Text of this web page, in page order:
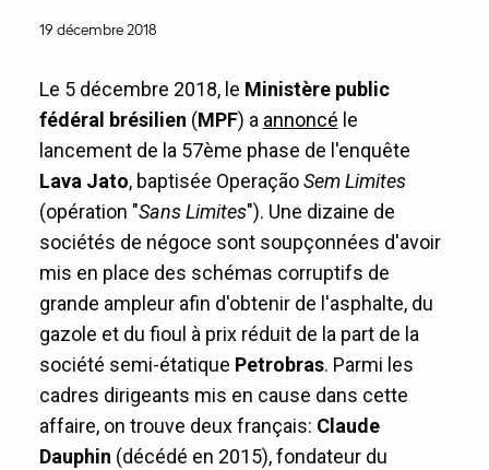
19 décembre 2018
Le 5 décembre 2018, le Ministère public
fédéral brésilien (MPF) a annoncé le
lancement de la 57ème phase de l'enquête
Lava Jato, baptisée OperaçãoSem Limites
(opération "Sans Limites"). Une dizaine de
sociétés de négoce sont soupçonnées d'avoir
mis en place des schémas corruptifs de
grande ampleur afin d'obtenir de l'asphalte, du
gazole et du fioul à prix réduit de la part de la
société semi-étatique Petrobras. Parmi les
cadres dirigeants mis en cause dans cette
affaire, on trouve deux français: Claude
Dauphin (décédé en 2015), fondateur du